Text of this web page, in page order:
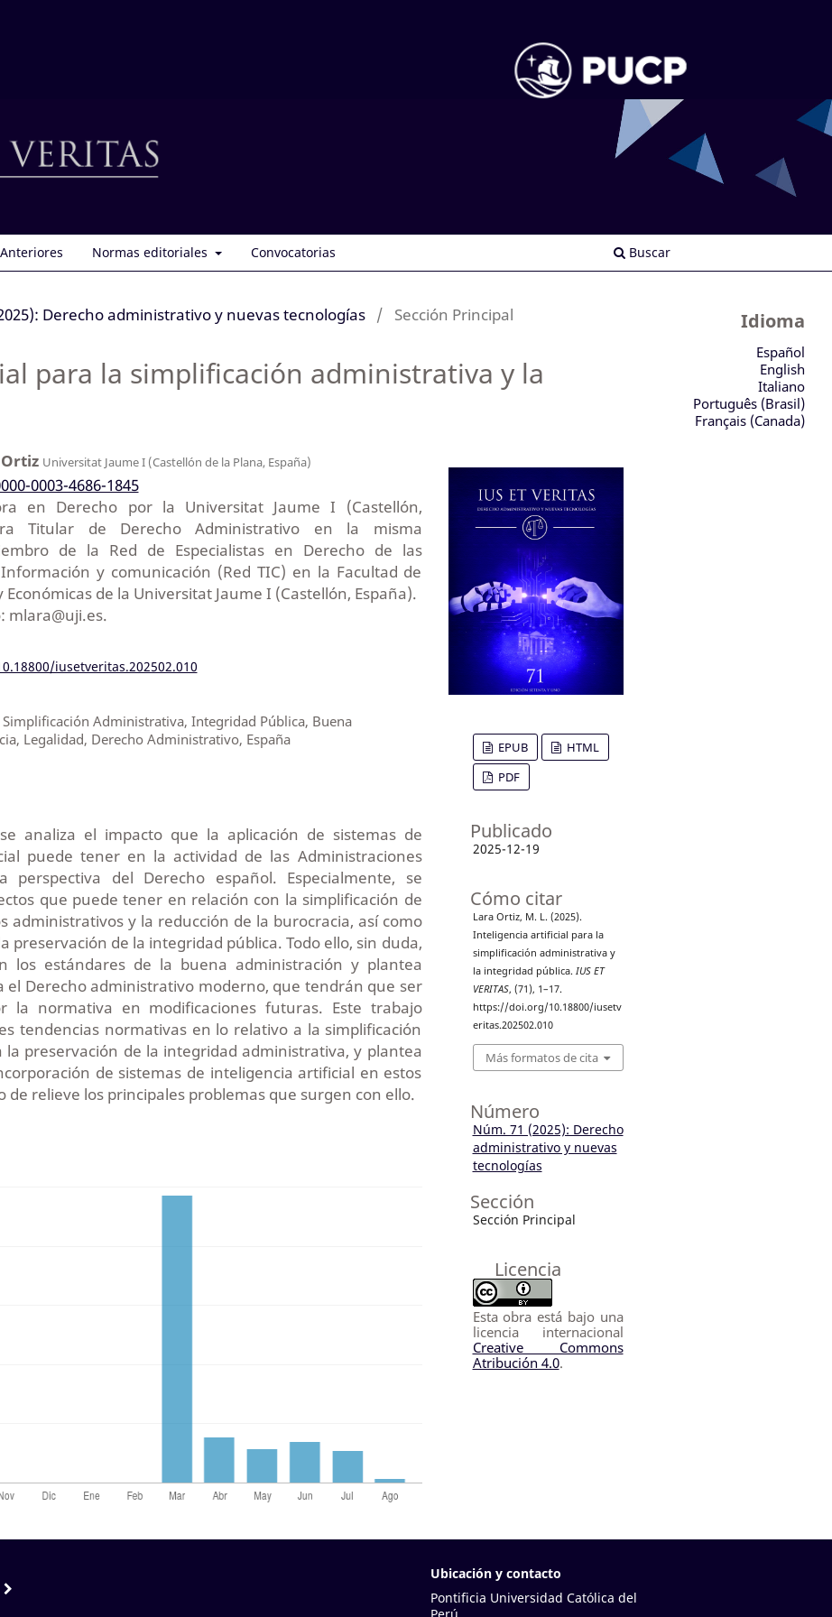
Anteriores Normas editoriales Convocatorias Buscar
Derecho administrativo y nuevas tecnologías / Sección Principal
para la simplificación administrativa y la
Universitat Jaume I (Castellón de la Plana, España)
0003-4686-1845
en Derecho por la Universitat Jaume I (Castellón,
Titular de Derecho Administrativo en la misma
de la Red de Especialistas en Derecho de las
y comunicación (Red TIC) en la Facultad de
Económicas de la Universitat Jaume I (Castellón, España).
mlara@uji.es.
iusetveritas.202502.010
Administrativa, Integridad Pública, Buena
Legalidad, Derecho Administrativo, España
analiza el impacto que la aplicación de sistemas de
puede tener en la actividad de las Administraciones
perspectiva del Derecho español. Especialmente, se
que puede tener en relación con la simplificación de
administrativos y la reducción de la burocracia, así como
preservación de la integridad pública. Todo ello, sin duda,
los estándares de la buena administración y plantea
el Derecho administrativo moderno, que tendrán que ser
la normativa en modificaciones futuras. Este trabajo
tendencias normativas en lo relativo a la simplificación
la preservación de la integridad administrativa, y plantea
de sistemas de inteligencia artificial en estos
de relieve los principales problemas que surgen con ello.
EPUB
HTML
PDF
Publicado
2025-12-19
Cómo citar
Lara Ortiz, M. L. (2025).
Inteligencia artificial para la
simplificación administrativa y
la integridad pública. IUS ET
VERITAS, (71), 1–17.
https://doi.org/10.18800/iusetv
eritas.202502.010
Más formatos de cita
Número
Núm. 71 (2025): Derecho
administrativo y nuevas
tecnologías
Sección
Sección Principal
Licencia
Esta obra está bajo una
licencia internacional
Creative Commons
Atribución 4.0.
Idioma
Español
English
Italiano
Português (Brasil)
Français (Canada)
Ubicación y contacto
Pontificia Universidad Católica del